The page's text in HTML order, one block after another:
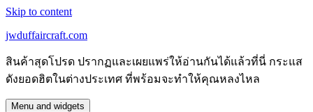
Skip to content
jwduffaircraft.com
สินค้าสุดโปรด ปรากฏและเผยแพร่ให้อ่านกันได้แล้วที่นี่ กระแส
ดังยอดฮิตในต่างประเทศ ที่พร้อมจะทำให้คุณหลงไหล
Menu and widgets